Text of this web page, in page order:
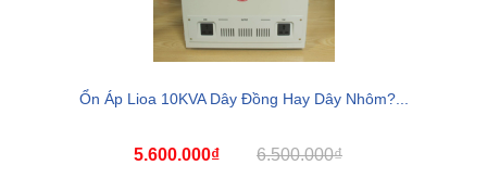
Ổn Áp Lioa 10KVA Dây Đồng Hay Dây Nhôm?...
5.600.000₫ 6.500.000₫